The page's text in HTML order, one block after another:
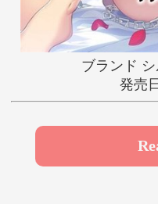
ブランド
発売